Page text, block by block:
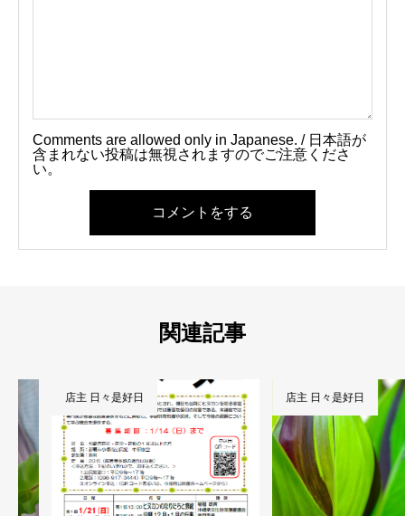
Comments are allowed only in Japanese. / 日本語が
含まれない投稿は無視されますのでご注意くださ
い。
コメントをする
関連記事
店主 日々是好日 店主 日々是好日